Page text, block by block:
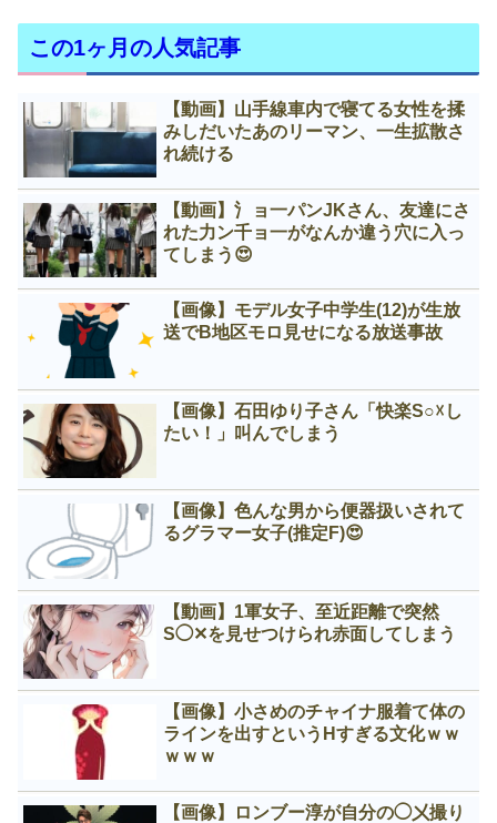
この1ヶ月の人気記事
【動画】山手線車内で寝てる女性を揉
みしだいたあのリーマン、一生拡散さ
れ続ける
【動画】氵ョ一パンJKさん、友達にさ
れた力ン千ョ一がなんか違う穴に入っ
てしまう😍
【画像】モデル女子中学生(12)が生放
送でB地区モロ見せになる放送事故
【画像】石田ゆり子さん「快楽S○☓し
たい！」叫んでしまう
【画像】色んな男から便器扱いされて
るグラマー女子(推定F)😍
【動画】1軍女子、至近距離で突然
S◯✕を見せつけられ赤面してしまう
【画像】小さめのチャイナ服着て体の
ラインを出すというНすぎる文化ｗｗ
ｗｗｗ
【画像】ロンブー淳が自分の◯㐅撮り